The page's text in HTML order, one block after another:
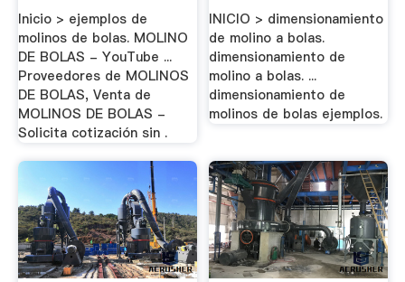
Inicio > ejemplos de
molinos de bolas. MOLINO
DE BOLAS - YouTube ...
Proveedores de MOLINOS
DE BOLAS, Venta de
MOLINOS DE BOLAS -
Solicita cotización sin .
INICIO > dimensionamiento
de molino a bolas.
dimensionamiento de
molino a bolas. ...
dimensionamiento de
molinos de bolas ejemplos.